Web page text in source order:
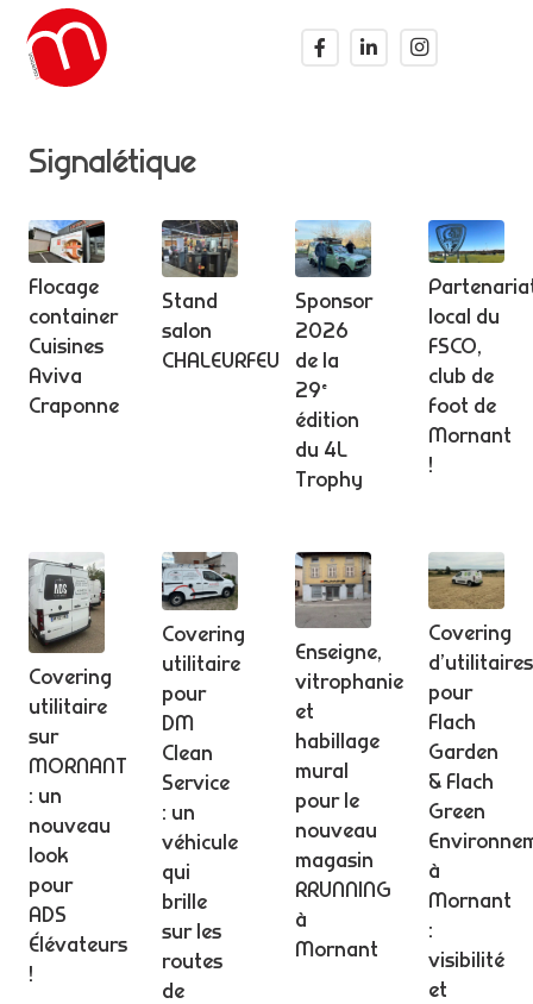
Signalétique
Flocage
container
Cuisines
Aviva
Craponne
Stand
salon
CHALEURFEU
Sponsor
2026
de la
29ᵉ
édition
du 4L
Trophy
local du
FSCO,
club de
foot de
Mornant
!
Covering
utilitaire
sur
MORNANT
: un
nouveau
look
pour
ADS
Élévateurs
!
Covering
utilitaire
pour
DM
Clean
Service
: un
véhicule
qui
brille
sur les
routes
de
Enseigne,
vitrophanie
et
habillage
mural
pour le
nouveau
magasin
RRUNNING
à
Mornant
Covering
d’utilitaires
pour
Flach
Garden
& Flach
Green
à
Mornant
:
visibilité
et